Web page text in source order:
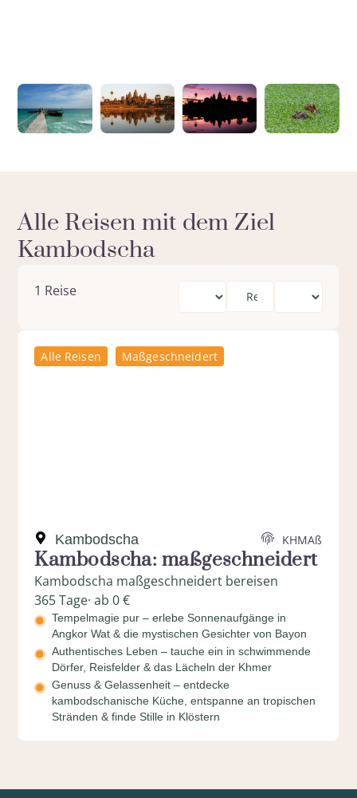
Alle Reisen mit dem Ziel
Kambodscha
1 Reise
Alle Reisen Maßgeschneidert
Kambodscha KHMAß
Kambodscha: maßgeschneidert
Kambodscha maßgeschneidert bereisen
365 Tage· ab 0 €
Tempelmagie pur – erlebe Sonnenaufgänge in
Angkor Wat & die mystischen Gesichter von Bayon
Authentisches Leben – tauche ein in schwimmende
Dörfer, Reisfelder & das Lächeln der Khmer
Genuss & Gelassenheit – entdecke
kambodschanische Küche, entspanne an tropischen
Stränden & finde Stille in Klöstern